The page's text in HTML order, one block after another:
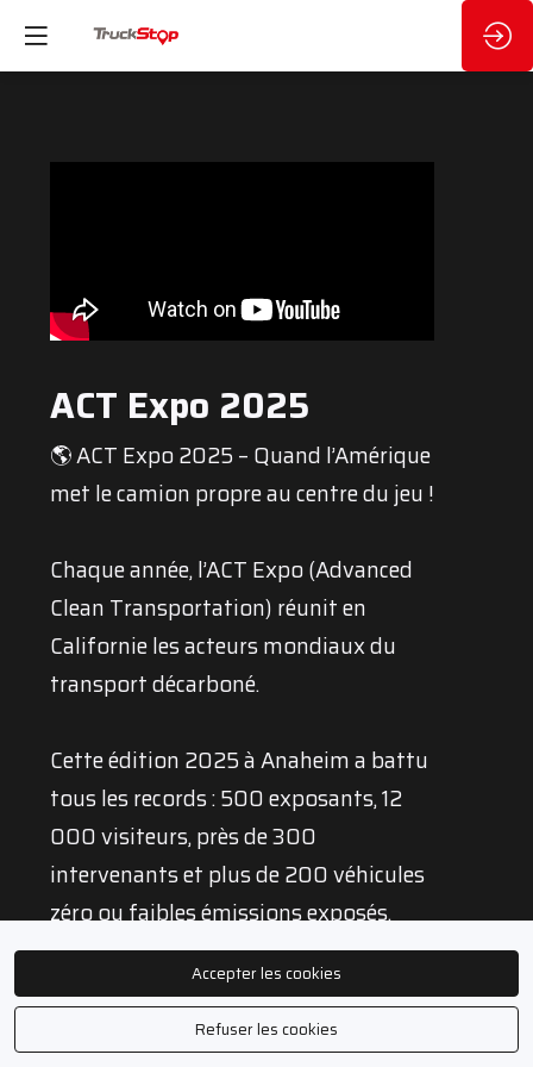
ACT Expo 2025
🌎 ACT Expo 2025 – Quand l’Amérique
met le camion propre au centre du jeu !
Chaque année, l’ACT Expo (Advanced
Clean Transportation) réunit en
Californie les acteurs mondiaux du
transport décarboné.
Cette édition 2025 à Anaheim a battu
tous les records : 500 exposants, 12
000 visiteurs, près de 300
intervenants et plus de 200 véhicules
zéro ou faibles émissions exposés.
⚡️ De l’électrique à l’hydrogène, en
passant par le gaz naturel et même
Accepter les cookies
Refuser les cookies